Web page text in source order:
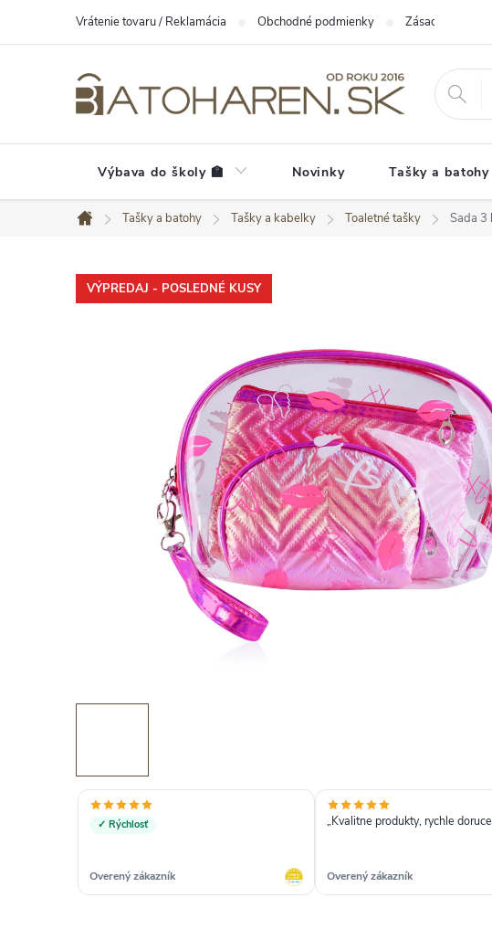
Vrátenie tovaru / Reklamácia Obchodné podmienky Zásady
Výbava do školy 🏫 Novinky Tašky a batohy
Domov
Tašky a batohy Tašky a kabelky Toaletné tašky Sada 3
VÝPREDAJ - POSLEDNÉ KUSY
✓ Rýchlosť
Overený zákazník
„Kvalitne produkty, rychle
Overený zákazník